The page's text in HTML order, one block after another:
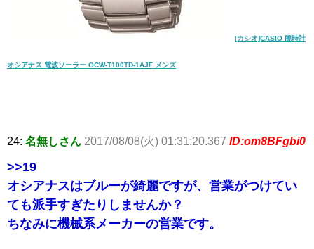
[カシオ]CASIO 腕時計
オシアナス 電波ソーラー OCW-T100TD-1AJF メンズ
24: 名無しさん 2017/08/08(火) 01:31:20.367 ID:om8BFgbi0
>>19
オシアナスはブルーが綺麗ですが、営業がつけてい
ても派手すぎたりしませんか？
ちなみに機械系メーカーの営業です。